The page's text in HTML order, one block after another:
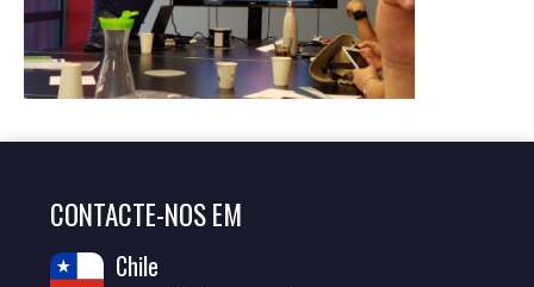
CONTACTE-NOS EM
Chile